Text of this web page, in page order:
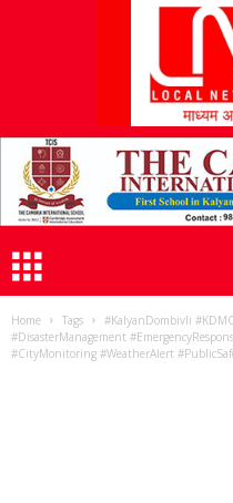
Home Tags
#KalyanDombivli
#DisasterManagement
#CityMonitoring #WeatherAlert